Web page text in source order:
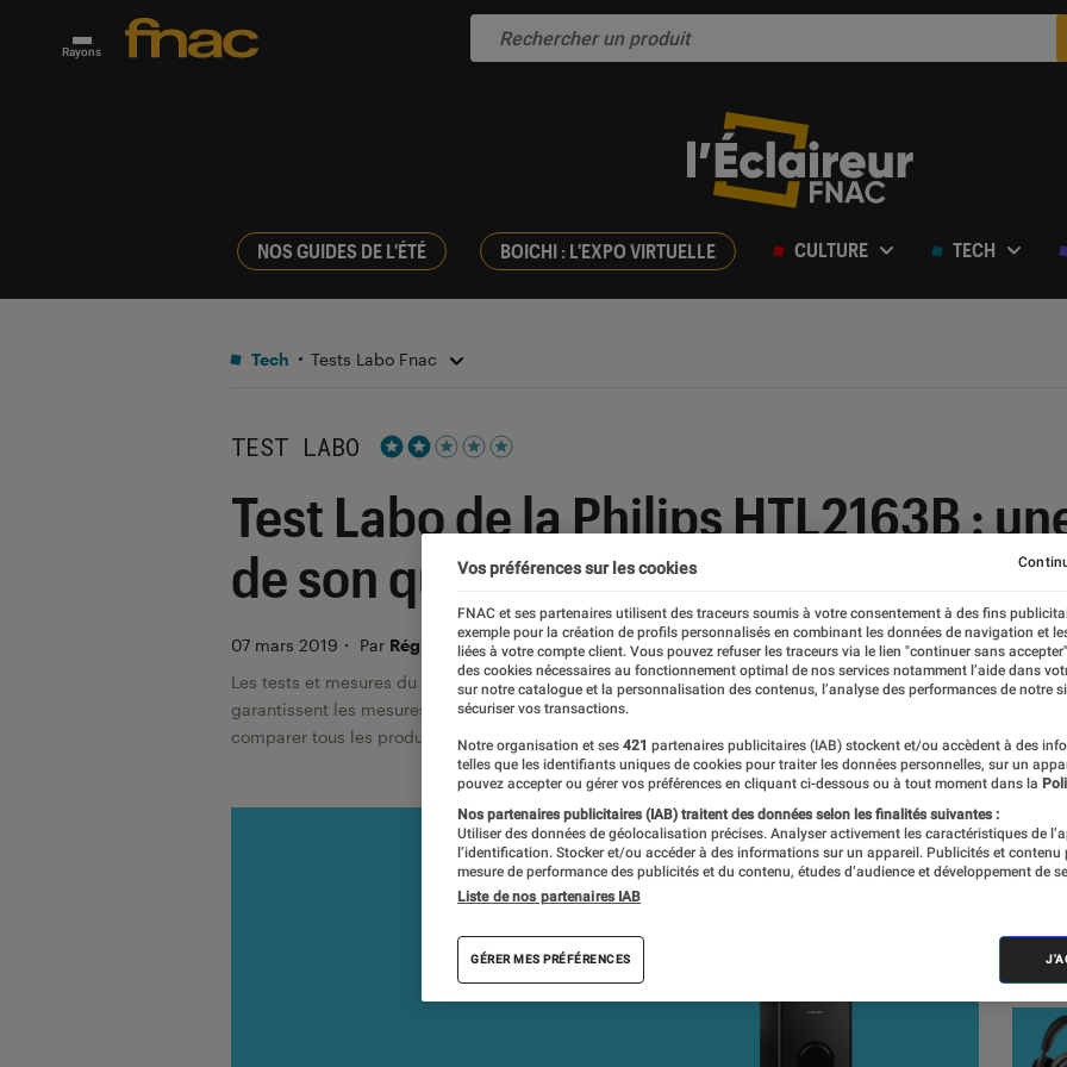
Rayons
NOS GUIDES DE L'ÉTÉ BOICHI : L'EXPO VIRTUELLE CULTURE TECH
Tech Tests Labo Fnac
TEST LABO
Test Labo de la Philips HTL2163B :
de son qui peine à performer
07 mars 2019 ・ Par Régis Bertrand, La rédaction
Les tests et mesures du Labo Fnac sont réalisés en toute indépendance du commerce ou des fabricants
garantissent les mesures grâce à leur expertise, et aux équipements de mesures les plus précis. Pour en
comparer tous les produits, visitez notre
comparateur
VOIR
Vos préférences sur les cookies
FNAC et ses partenaires utilisent des traceurs soumis à votre consentement à des fins
exemple pour la création de profils personnalisés en combinant les données de navigation et
liées à votre compte client. Vous pouvez refuser les traceurs via le lien "continuer sans
des cookies nécessaires au fonctionnement optimal de nos services notamment l’aide dans
sur notre catalogue et la personnalisation des contenus, l’analyse des performances de notre
sécuriser vos transactions.
Notre organisation et ses 421 partenaires publicitaires (IAB) stockent et/ou accèdent à des
telles que les identifiants uniques de cookies pour traiter les données personnelles, sur un
pouvez accepter ou gérer vos préférences en cliquant ci-dessous ou à tout moment dans la
Nos partenaires publicitaires (IAB) traitent des données selon les finalités suivantes :
Utiliser des données de géolocalisation précises. Analyser activement les caractéristiques de
l’identification. Stocker et/ou accéder à des informations sur un appareil. Publicités et contenu
mesure de performance des publicités et du contenu, études d’audience et développement de
Liste de nos partenaires IAB
GÉRER MES PRÉFÉRENCES